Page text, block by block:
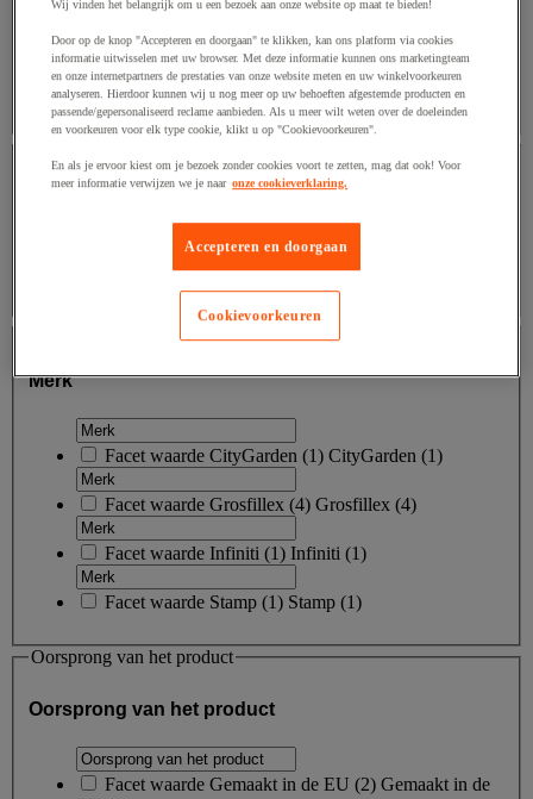
Tussen € 100 en € 200
€ 100 en € 200(2)
Ondergrens Bovengrens€
- €
Facet waarde ja(2) ja(2)
Merk
Facet waarde CityGarden (1) CityGarden (1)
Facet waarde Grosfillex (4) Grosfillex (4)
Facet waarde Infiniti (1) Infiniti (1)
Facet waarde Stamp (1) Stamp (1)
Oorsprong van het product
Oorsprong van het product
Facet waarde Gemaakt in de EU (2) Gemaakt in de
Wij vinden het belangrijk om u een bezoek aan onze website op maat te bieden!
Door op de knop "Accepteren en doorgaan" te klikken, kan ons platform via cookies
informatie uitwisselen met uw browser. Met deze informatie kunnen ons marketingteam
en onze internetpartners de prestaties van onze website meten en uw winkelvoorkeuren
analyseren. Hierdoor kunnen wij u nog meer op uw behoeften afgestemde producten en
passende/gepersonaliseerd reclame aanbieden. Als u meer wilt weten over de doeleinden
en voorkeuren voor elk type cookie, klikt u op "Cookievoorkeuren".
En als je ervoor kiest om je bezoek zonder cookies voort te zetten, mag dat ook! Voor
meer informatie verwijzen we je naar onze cookieverklaring.
Accepteren en doorgaan
Cookievoorkeuren